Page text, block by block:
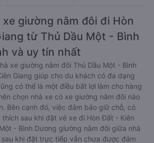
xe giường nằm đôi đi Hòn
từ Thủ Dầu Một - Bình
và uy tín nhất
xe giường nằm đôi Thủ Dầu Một - Bình
Giang giúp cho du khách có đa dạng
có thể là một điều bất lợi làm cho hàng
chọn nhà xe có xe giường nằm đôi nào
Bên cạnh đó, việc đảm bảo giữ chỗ, có
sau khi đặt vé xe đi Hòn Đất - Kiên
- Bình Dương giường nằm đôi giữa nhà
khi đặt trực tiếp vẫn chưa được đảm